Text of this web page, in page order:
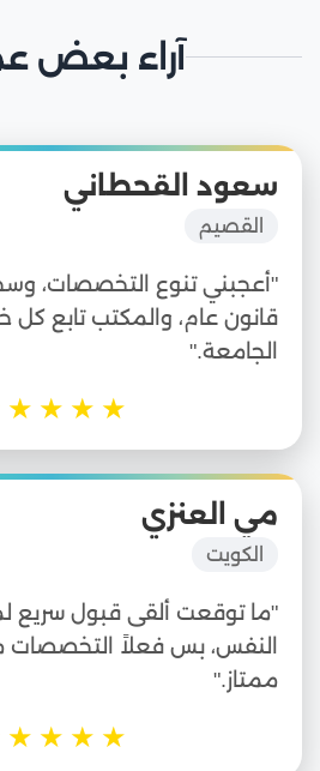
آراء بعض
سعود القحطاني
القصيم
"أعجبني تنوع التخصصات،
قانون عام، والمكتب تابع
الجامعة."
★
★
★
★
مي العنزي
الكويت
"ما توقعت ألقى قبول سريع
النفس، بس فعلاً التخصصات
ممتاز."
★
★
★
★